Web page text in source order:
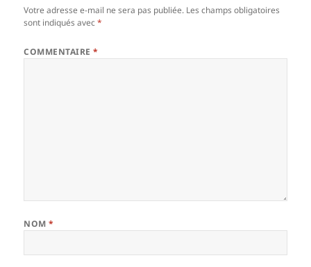
Votre adresse e-mail ne sera pas publiée. Les champs obligatoires
sont indiqués avec*
COMMENTAIRE*
NOM*